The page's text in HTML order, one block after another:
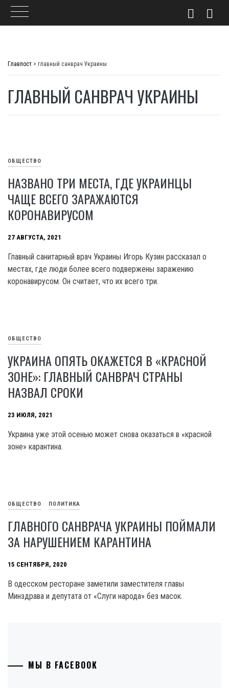
Главпост > главный санврач Украины
ГЛАВНЫЙ САНВРАЧ УКРАИНЫ
ОБЩЕСТВО
НАЗВАНО ТРИ МЕСТА, ГДЕ УКРАИНЦЫ
ЧАЩЕ ВСЕГО ЗАРАЖАЮТСЯ
КОРОНАВИРУСОМ
27 АВГУСТА, 2021
Главный санитарный врач Украины Игорь Кузин рассказал о
местах, где люди более всего подвержены заражению
коронавирусом. Он считает, что их всего три.
ОБЩЕСТВО
УКРАИНА ОПЯТЬ ОКАЖЕТСЯ В «КРАСНОЙ
ЗОНЕ»: ГЛАВНЫЙ САНВРАЧ СТРАНЫ
НАЗВАЛ СРОКИ
23 ИЮЛЯ, 2021
Украина уже этой осенью может снова оказаться в «красной
зоне» карантина.
ОБЩЕСТВО ПОЛИТИКА
ГЛАВНОГО САНВРАЧА УКРАИНЫ ПОЙМАЛИ
ЗА НАРУШЕНИЕМ КАРАНТИНА
15 СЕНТЯБРЯ, 2020
В одесском ресторане заметили заместителя главы
Минздрава и депутата от «Слуги народа» без масок.
МЫ В FACEBOOK